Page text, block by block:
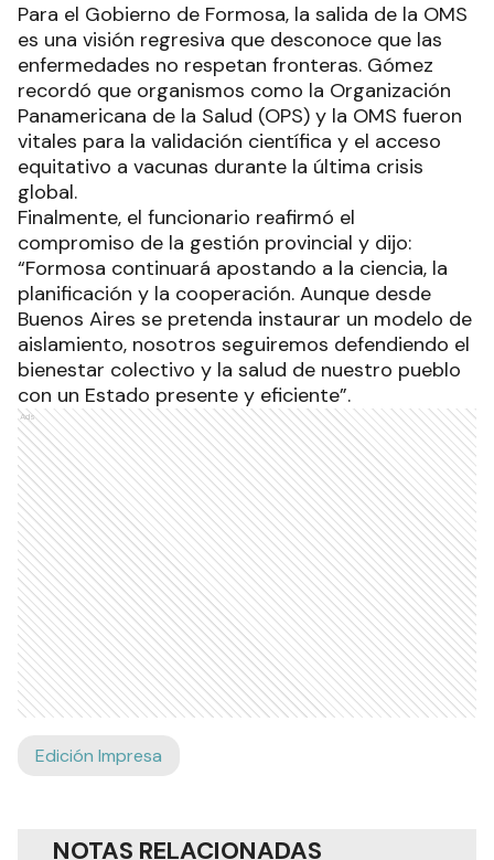
Para el Gobierno de Formosa, la salida de la OMS
es una visión regresiva que desconoce que las
enfermedades no respetan fronteras. Gómez
recordó que organismos como la Organización
Panamericana de la Salud (OPS) y la OMS fueron
vitales para la validación científica y el acceso
equitativo a vacunas durante la última crisis
global.
Finalmente, el funcionario reafirmó el
compromiso de la gestión provincial y dijo:
“Formosa continuará apostando a la ciencia, la
planificación y la cooperación. Aunque desde
Buenos Aires se pretenda instaurar un modelo de
aislamiento, nosotros seguiremos defendiendo el
bienestar colectivo y la salud de nuestro pueblo
con un Estado presente y eficiente”.
Ads
Edición Impresa
NOTAS RELACIONADAS